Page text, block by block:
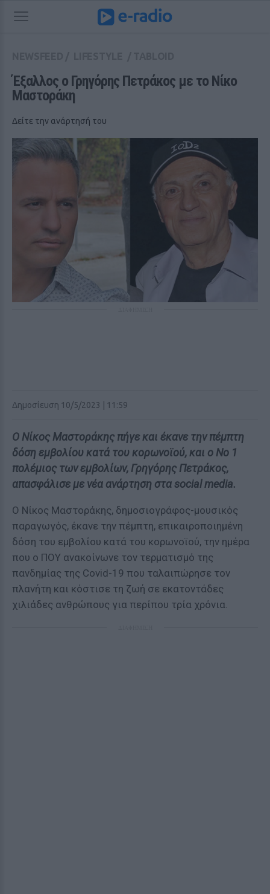
Έξαλλος ο Γρηγόρης Πετράκος με το Νίκο
Μαστοράκη
Δείτε την ανάρτησή του
Δημοσίευση 10/5/2023 | 11:59
Ο Νίκος Μαστοράκης πήγε και έκανε την πέμπτη
δόση εμβολίου κατά του κορωνοϊού, και ο Νο 1
πολέμιος των εμβολίων, Γρηγόρης Πετράκος,
απασφάλισε με νέα ανάρτηση στα social media.
Ο Νίκος Μαστοράκης, δημοσιογράφος-μουσικός
παραγωγός, έκανε την πέμπτη, επικαιροποιημένη
δόση του εμβολίου κατά του κορωνοϊού, την ημέρα
που ο ΠΟΥ ανακοίνωνε τον τερματισμό της
πανδημίας της Covid-19 που ταλαιπώρησε τον
πλανήτη και κόστισε τη ζωή σε εκατοντάδες
χιλιάδες ανθρώπους για περίπου τρία χρόνια.